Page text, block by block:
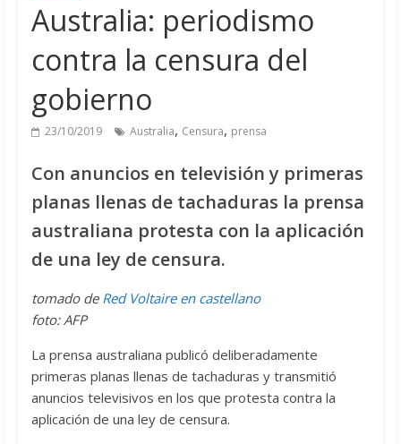
Australia: periodismo
contra la censura ‎del
gobierno
23/10/2019 Australia, Censura, prensa
Con anuncios en televisión y primeras
planas llenas de tachaduras la prensa
australiana protesta con la aplicación
de una ley de censura.
tomado de Red Voltaire en castellano
foto: AFP
La prensa australiana publicó deliberadamente
primeras planas llenas de tachaduras y transmitió
‎anuncios televisivos en los que protesta contra la
aplicación de una ley de censura. ‎